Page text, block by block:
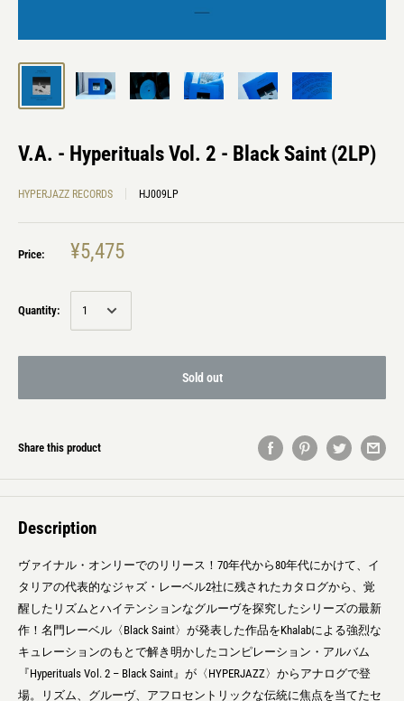
V.A. - Hyperituals Vol. 2 - Black Saint (2LP)
HYPERJAZZ RECORDS HJ009LP
Price: ¥5,475
Quantity:
Sold out
Share this product
Description
ヴァイナル・オンリーでのリリース！70年代から80年代にかけて、イ
タリアの代表的なジャズ・レーベル2社に残されたカタログから、覚
醒したリズムとハイテンションなグルーヴを探究したシリーズの最新
作！名門レーベル〈Black Saint〉が発表した作品をKhalabによる強烈な
キュレーションのもとで解き明かしたコンピレーション・アルバム
『Hyperituals Vol. 2 – Black Saint』が〈HYPERJAZZ〉からアナログで登
場。リズム、グルーヴ、アフロセントリックな伝統に焦点を当てたセ